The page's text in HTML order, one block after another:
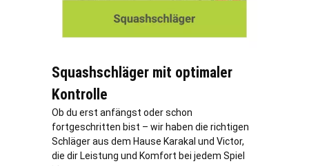
Squashschläger mit optimaler
Kontrolle
Ob du erst anfängst oder schon
fortgeschritten bist – wir haben die richtigen
Schläger aus dem Hause Karakal und Victor,
die dir Leistung und Komfort bei jedem Spiel